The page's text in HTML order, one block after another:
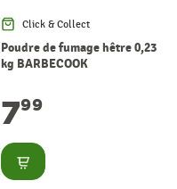
Click & Collect
Poudre de fumage hêtre 0,23
kg BARBECOOK
799
Consulter